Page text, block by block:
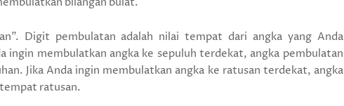
Digit pembulatan adalah nilai tempat dari angka yang Anda
ingin membulatkan angka ke sepuluh terdekat, angka pembulatan
Jika Anda ingin membulatkan angka ke ratusan terdekat, angka
ratusan.